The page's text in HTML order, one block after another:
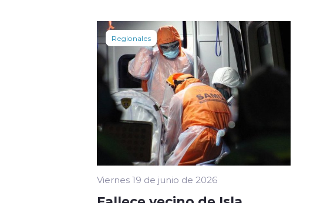
Regionales
Viernes 19 de junio de 2026